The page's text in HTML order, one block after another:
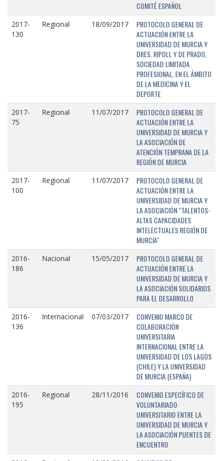
COMITÉ ESPAÑOL
2017-
130
Regional 18/09/2017
PROTOCOLO GENERAL DE
ACTUACIÓN ENTRE LA
UNIVERSIDAD DE MURCIA Y
DRES. RIPOLL Y DE PRADO,
SOCIEDAD LIMITADA
PROFESIONAL, EN EL ÁMBITO
DE LA MEDICINA Y EL
DEPORTE
2017-
75
Regional 11/07/2017
PROTOCOLO GENERAL DE
ACTUACIÓN ENTRE LA
UNIVERSIDAD DE MURCIA Y
LA ASOCIACIÓN DE
ATENCIÓN TEMPRANA DE LA
REGIÓN DE MURCIA
2017-
100
Regional 11/07/2017
PROTOCOLO GENERAL DE
ACTUACIÓN ENTRE LA
UNIVERSIDAD DE MURCIA Y
LA ASOCIACIÓN "TALENTOS-
ALTAS CAPACIDADES
INTELECTUALES REGIÓN DE
MURCIA"
2016-
186
Nacional 15/05/2017
PROTOCOLO GENERAL DE
ACTUACIÓN ENTRE LA
UNIVERSIDAD DE MURCIA Y
LA ASOCIACIÓN SOLIDARIOS
PARA EL DESARROLLO
2016-
136
Internacional 07/03/2017
CONVENIO MARCO DE
COLABORACIÓN
UNIVERSITARIA
INTERNACIONAL ENTRE LA
UNIVERSIDAD DE LOS LAGOS
(CHILE) Y LA UNIVERSIDAD
DE MURCIA (ESPAÑA)
2016-
195
Regional 28/11/2016
CONVENIO ESPECÍFICO DE
VOLUNTARIADO
UNIVERSITARIO ENTRE LA
UNIVERSIDAD DE MURCIA Y
LA ASOCIACIÓN PUENTES DE
ENCUENTRO